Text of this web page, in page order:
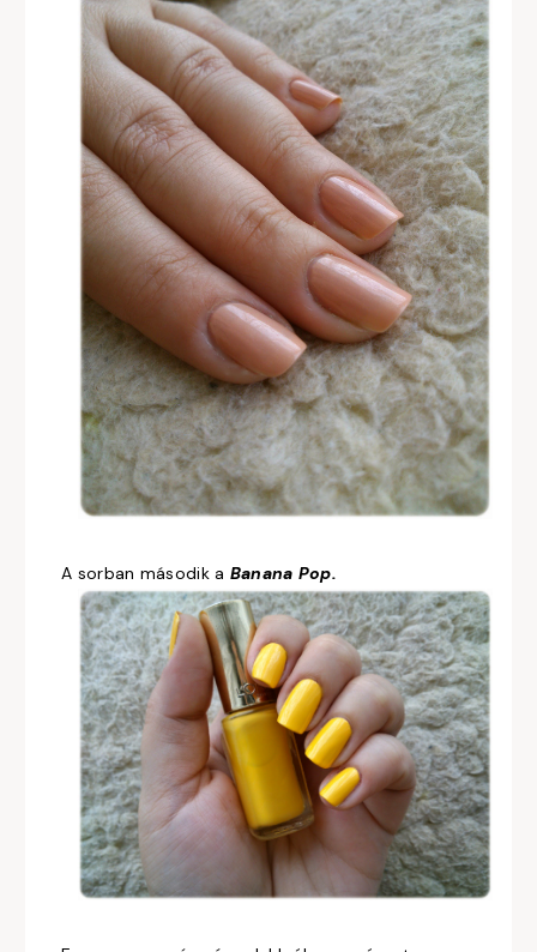
A sorban második a Banana Pop.